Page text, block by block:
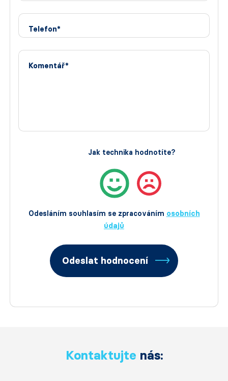
Telefon*
Komentář*
Odesláním souhlasím se zpracováním osobních
údajů
Jak technika hodnotíte?
Odeslat hodnocení
Kontaktujte nás: